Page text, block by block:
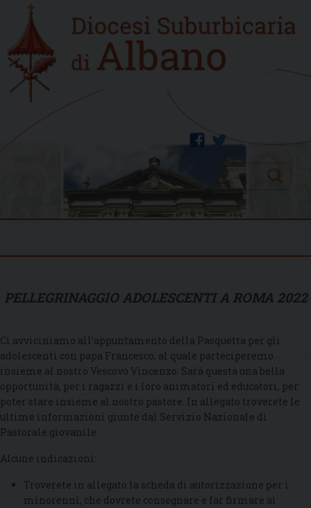
content
Home
new
twitter
facebook
Search
PELLEGRINAGGIO ADOLESCENTI A ROMA 2022
Ci avviciniamo all’appuntamento della Pasquetta per gli
adolescenti con papa Francesco, al quale parteciperemo
insieme al nostro Vescovo Vincenzo. Sarà questa una bella
opportunità, per i ragazzi e i loro animatori ed educatori, per
poter stare insieme al nostro pastore. In allegato troverete le
ultime informazioni giunte dal Servizio Nazionale di
Pastorale giovanile.
Alcune indicazioni:
Troverete in allegato la scheda di autorizzazione per i
minorenni, che dovrete consegnare e far firmare ai